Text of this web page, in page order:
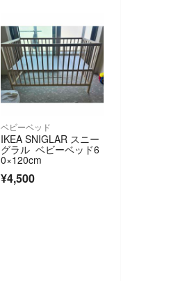
ベビーベッド
IKEA SNIGLAR スニー
グラル ベビーベッド6
0×120cm
¥4,500